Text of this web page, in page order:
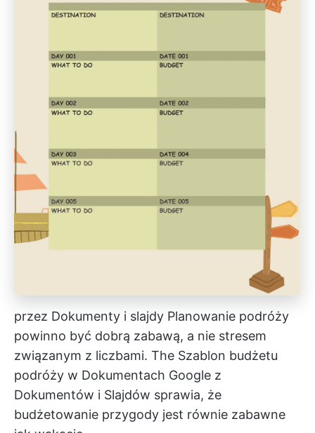
przez Dokumenty i slajdy Planowanie podróży
powinno być dobrą zabawą, a nie stresem
związanym z liczbami. The Szablon budżetu
podróży w Dokumentach Google z
Dokumentów i Slajdów sprawia, że
budżetowanie przygody jest równie zabawne